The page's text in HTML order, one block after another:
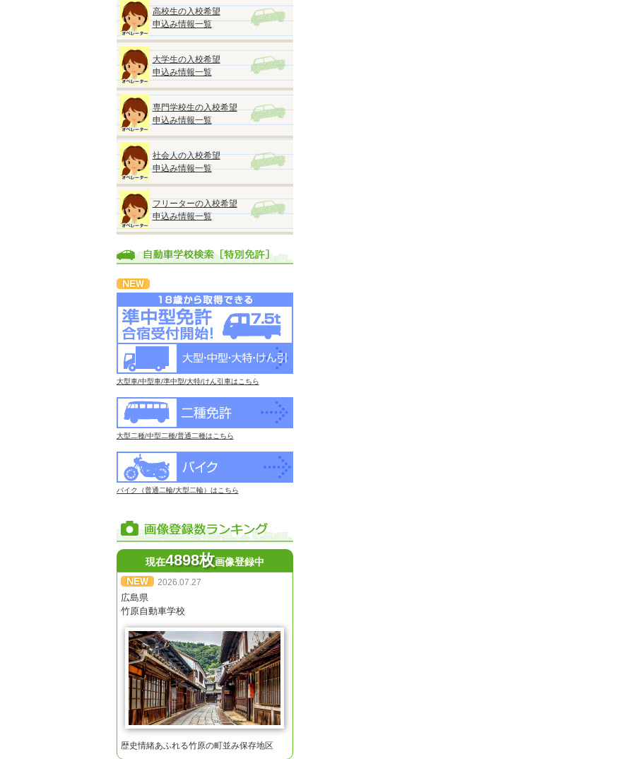
高校生の入校希望
申込み情報一覧
大学生の入校希望
申込み情報一覧
専門学校生の入校希望
申込み情報一覧
社会人の入校希望
申込み情報一覧
フリーターの入校希望
申込み情報一覧
大型車/中型車/準中型/大特/けん引車はこちら
大型二種/中型二種/普通二種はこちら
バイク（普通二輪/大型二輪）はこちら
現在4898枚画像登録中
2026.07.27
広島県
竹原自動車学校
歴史情緒あふれる竹原の町並み保存地区